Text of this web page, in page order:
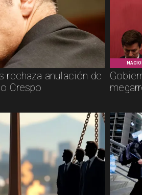
rechaza anulación de
Crespo